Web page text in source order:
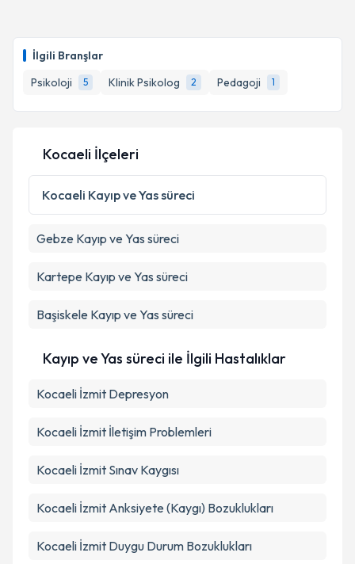
İlgili Branşlar
Psikoloji
5 Klinik Psikolog 2 Pedagoji 1
için bir takvim hazırlandığında e-posta ile
bilgilendireceğiz.
E-posta Adresiniz
Kişisel verilerimin işlenmesine ilişkin
Metni'ni okudum ve kişisel verilerimin belirtilen
Takvim Talebini Gönder
Kocaeli İlçeleri
Kocaeli Kayıp ve Yas süreci
Gebze Kayıp ve Yas süreci
Kartepe Kayıp ve Yas süreci
Başiskele Kayıp ve Yas süreci
Kayıp ve Yas süreci ile İlgili Hastalıklar
Kocaeli İzmit Depresyon
Kocaeli İzmit İletişim Problemleri
Kocaeli İzmit Sınav Kaygısı
Kocaeli İzmit Anksiyete (Kaygı) Bozuklukları
Kocaeli İzmit Duygu Durum Bozuklukları